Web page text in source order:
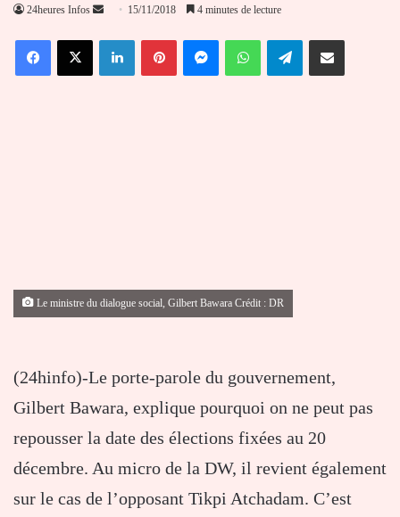
24heures Infos
Envoyer
courriel
15/11/2018 4 minutes de lecture
FacebookX LinkedinPinterestMessengerWhatsAppTelegramPartager par email
Le ministre du dialogue social, Gilbert Bawara Crédit : DR
(24hinfo)-Le porte-parole du gouvernement,
Gilbert Bawara, explique pourquoi on ne peut pas
repousser la date des élections fixées au 20
décembre. Au micro de la DW, il revient également
sur le cas de l’opposant Tikpi Atchadam. C’est